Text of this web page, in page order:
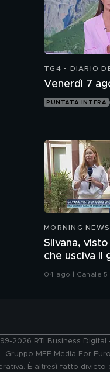
TG4 - DIARIO
Venerdì 7
PUNTATA INTERA
MORNING NEWS
Silvana,
che usciva il
delitto.
04 ago | Canale 5
2026 RTI Business
Gruppo MFE Media For
È altresì fatto divieto